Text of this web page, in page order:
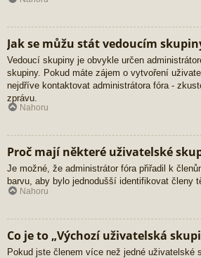
Jak se můžu stát vedoucím
Vedoucí skupiny je obvykle určen
skupiny. Pokud máte zájem o vytvoření
nejdříve kontaktovat administrátora fóra -
zprávu.
Nahoru
Proč mají některé uživatelské
Je možné, že administrátor fóra přiřadil k
barvu, aby bylo jednodušší identifikovat členy
Nahoru
Co je to „Výchozí uživatelská
Pokud jste členem více než jedné uživatelské